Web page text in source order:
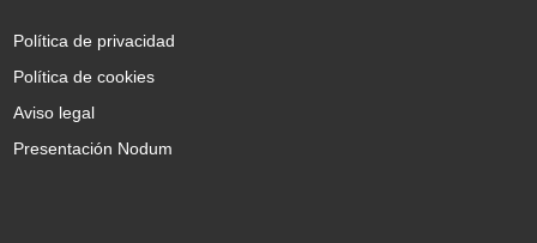
Política de privacidad
Política de cookies
Aviso legal
Presentación Nodum